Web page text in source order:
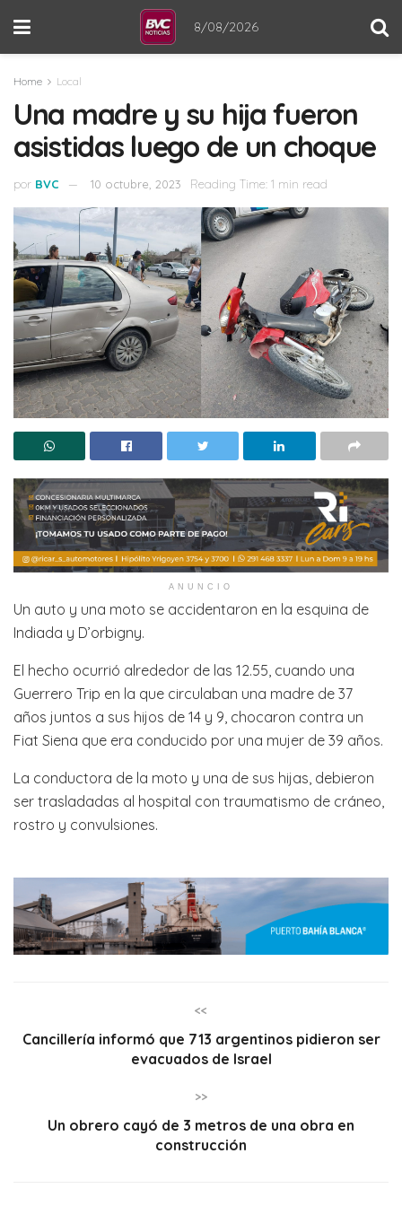
8/08/2026
Home Local
Una madre y su hija fueron
asistidas luego de un choque
por BVC 10 octubre, 2023 Reading Time: 1 min read
ANUNCIO
Un auto y una moto se accidentaron en la esquina de
Indiada y D’orbigny.
El hecho ocurrió alrededor de las 12.55, cuando una
Guerrero Trip en la que circulaban una madre de 37
años juntos a sus hijos de 14 y 9, chocaron contra un
Fiat Siena que era conducido por una mujer de 39 años.
La conductora de la moto y una de sus hijas, debieron
ser trasladadas al hospital con traumatismo de cráneo,
rostro y convulsiones.
<<
Cancillería informó que 713 argentinos pidieron ser
evacuados de Israel
>>
Un obrero cayó de 3 metros de una obra en
construcción